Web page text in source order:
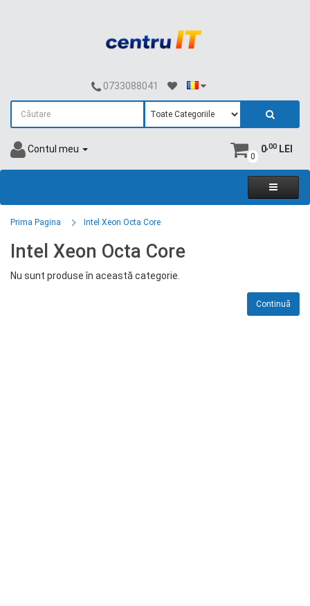
0733088041
Contul meu
0
0,00LEI
Prima Pagina Intel Xeon Octa Core
Intel Xeon Octa Core
Nu sunt produse în această categorie.
Continuă